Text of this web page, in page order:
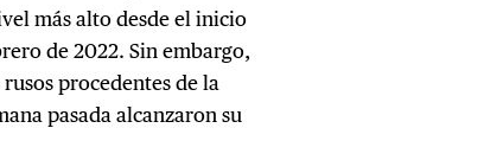
más alto desde el inicio
de 2022. Sin embargo,
procedentes de la
pasada alcanzaron su